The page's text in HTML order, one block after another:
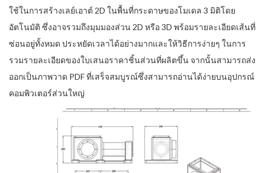
ใช้ในการสร้างเลย์เอาต์ 2D ในพื้นที่กระดาษของโมเดล 3 มิติโดย
อัตโนมัติ ซึ่งอาจรวมถึงมุมมองส่วน 2D หรือ 3D พร้อมรายละเอียดเส้นที่
ซ่อนอยู่ทั้งหมด ประหยัดเวลาได้อย่างมากและให้วิธีการง่ายๆ ในการ
รวมรายละเอียดของใบเสนอราคาชิ้นส่วนที่ผลิตขึ้น จากนั้นสามารถส่ง
ออกเป็นภาพวาด PDF ที่เสร็จสมบูรณ์ซึ่งสามารถอ่านได้ง่ายบนอุปกรณ์
คอมพิวเตอร์ส่วนใหญ่